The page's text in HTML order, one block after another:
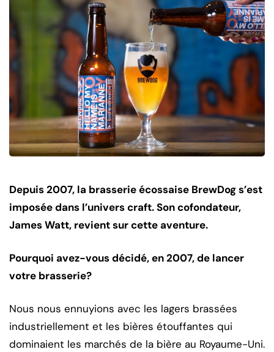
Depuis 2007, la brasserie écossaise BrewDog s’est
imposée dans l’univers craft. Son cofondateur,
James Watt, revient sur cette aventure.
Pourquoi avez-vous décidé, en 2007, de lancer
votre brasserie?
Nous nous ennuyions avec les lagers brassées
industriellement et les bières étouffantes qui
dominaient les marchés de la bière au Royaume-Uni.